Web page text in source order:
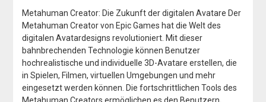
Metahuman Creator: Die Zukunft der digitalen Avatare Der
Metahuman Creator von Epic Games hat die Welt des
digitalen Avatardesigns revolutioniert. Mit dieser
bahnbrechenden Technologie können Benutzer
hochrealistische und individuelle 3D-Avatare erstellen, die
in Spielen, Filmen, virtuellen Umgebungen und mehr
eingesetzt werden können. Die fortschrittlichen Tools des
Metahuman Creators ermöglichen es den Benutzern,